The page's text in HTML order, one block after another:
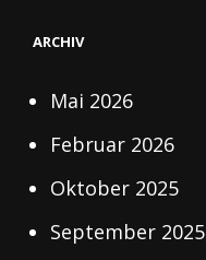
ARCHIV
Mai 2026
Februar 2026
Oktober 2025
September 2025